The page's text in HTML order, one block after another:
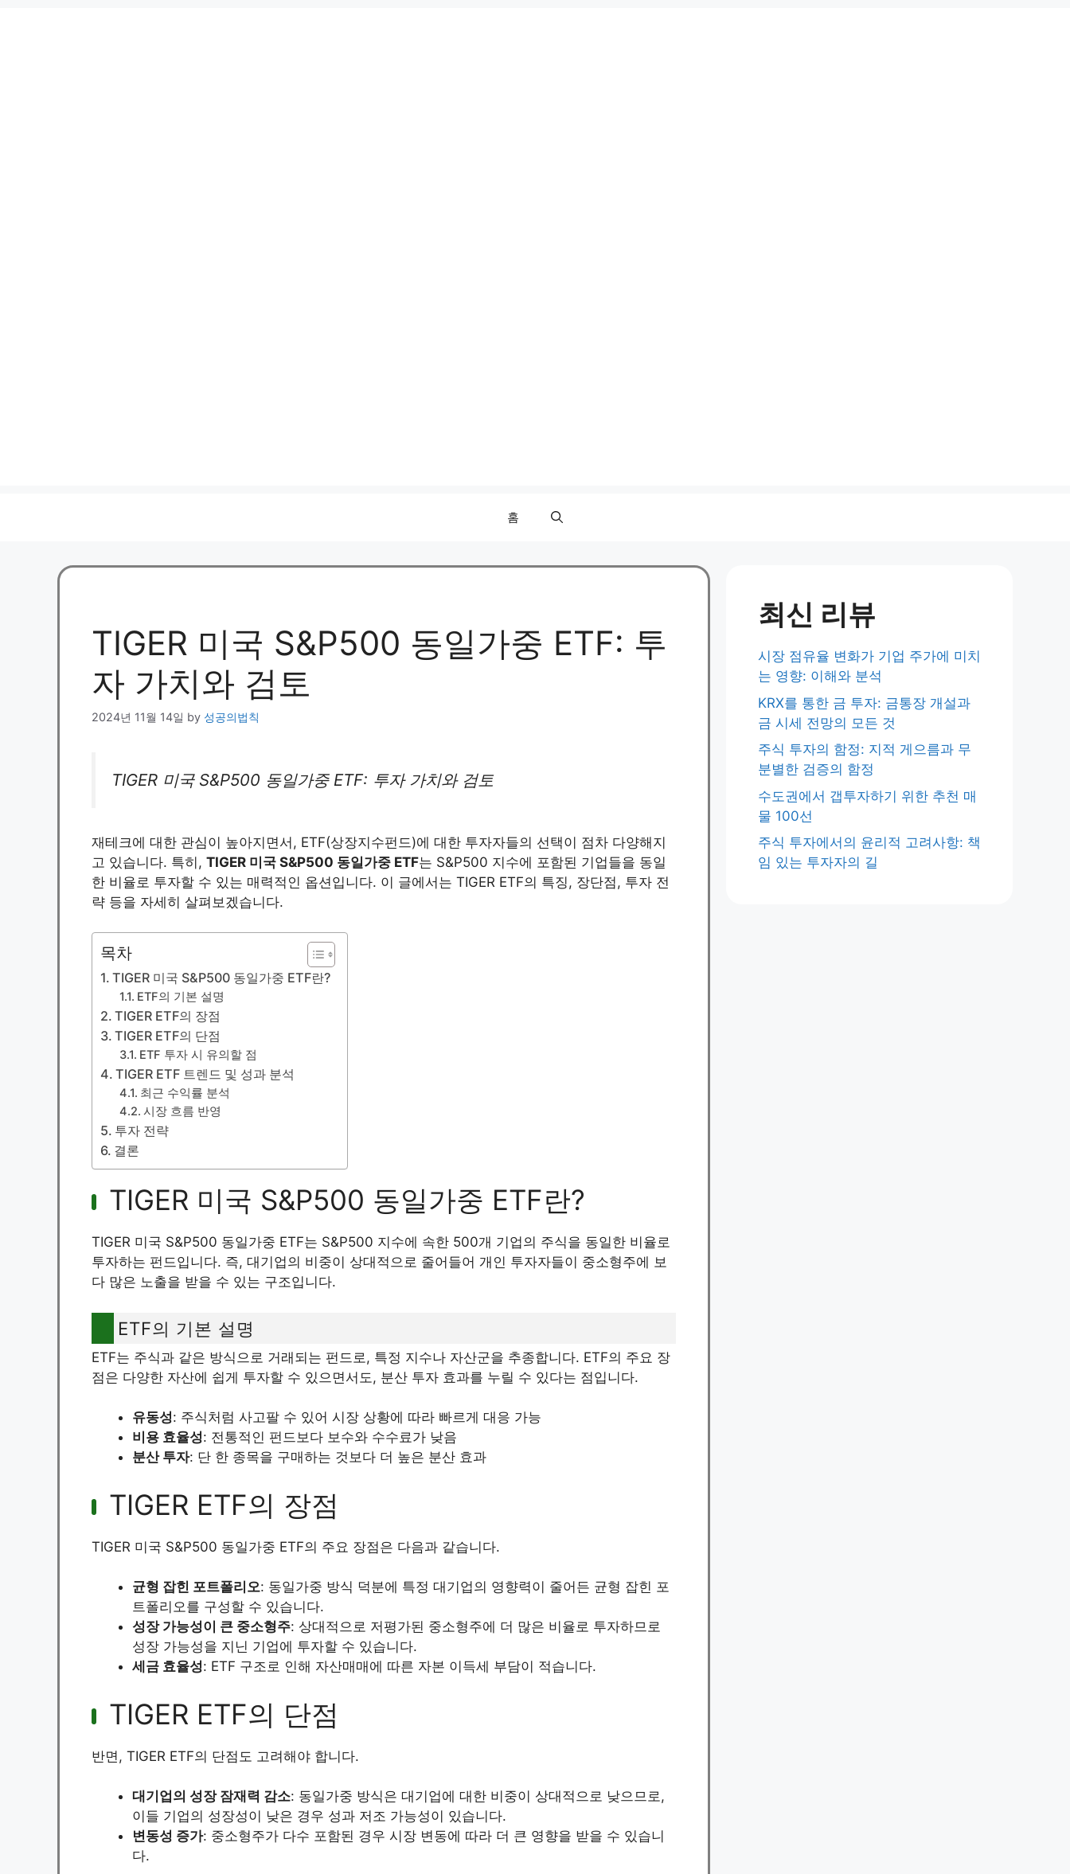
홈
TIGER 미국 S&P500 동일가중 ETF: 투
자 가치와 검토
2024년 11월 14일 by 성공의법칙
TIGER 미국 S&P500 동일가중 ETF: 투자 가치와 검토
재테크에 대한 관심이 높아지면서, ETF(상장지수펀드)에 대한 투자자들의 선택이 점차 다양해지
고 있습니다. 특히, TIGER 미국 S&P500 동일가중 ETF는 S&P500 지수에 포함된 기업들을 동일
한 비율로 투자할 수 있는 매력적인 옵션입니다. 이 글에서는 TIGER ETF의 특징, 장단점, 투자 전
략 등을 자세히 살펴보겠습니다.
목차
TIGER 미국 S&P500 동일가중 ETF란?
ETF의 기본 설명
TIGER ETF의 장점
TIGER ETF의 단점
ETF 투자 시 유의할 점
TIGER ETF 트렌드 및 성과 분석
최근 수익률 분석
시장 흐름 반영
투자 전략
결론
TIGER 미국 S&P500 동일가중 ETF란?
TIGER 미국 S&P500 동일가중 ETF는 S&P500 지수에 속한 500개 기업의 주식을 동일한 비율로
투자하는 펀드입니다. 즉, 대기업의 비중이 상대적으로 줄어들어 개인 투자자들이 중소형주에 보
다 많은 노출을 받을 수 있는 구조입니다.
ETF의 기본 설명
ETF는 주식과 같은 방식으로 거래되는 펀드로, 특정 지수나 자산군을 추종합니다. ETF의 주요 장
점은 다양한 자산에 쉽게 투자할 수 있으면서도, 분산 투자 효과를 누릴 수 있다는 점입니다.
유동성: 주식처럼 사고팔 수 있어 시장 상황에 따라 빠르게 대응 가능
비용 효율성: 전통적인 펀드보다 보수와 수수료가 낮음
분산 투자: 단 한 종목을 구매하는 것보다 더 높은 분산 효과
TIGER ETF의 장점
TIGER 미국 S&P500 동일가중 ETF의 주요 장점은 다음과 같습니다.
균형 잡힌 포트폴리오: 동일가중 방식 덕분에 특정 대기업의 영향력이 줄어든 균형 잡힌 포
트폴리오를 구성할 수 있습니다.
성장 가능성이 큰 중소형주: 상대적으로 저평가된 중소형주에 더 많은 비율로 투자하므로
성장 가능성을 지닌 기업에 투자할 수 있습니다.
세금 효율성: ETF 구조로 인해 자산매매에 따른 자본 이득세 부담이 적습니다.
TIGER ETF의 단점
반면, TIGER ETF의 단점도 고려해야 합니다.
대기업의 성장 잠재력 감소: 동일가중 방식은 대기업에 대한 비중이 상대적으로 낮으므로,
이들 기업의 성장성이 낮은 경우 성과 저조 가능성이 있습니다.
변동성 증가: 중소형주가 다수 포함된 경우 시장 변동에 따라 더 큰 영향을 받을 수 있습니
다.
최신 리뷰
시장 점유율 변화가 기업 주가에 미치
는 영향: 이해와 분석
KRX를 통한 금 투자: 금통장 개설과
금 시세 전망의 모든 것
주식 투자의 함정: 지적 게으름과 무
분별한 검증의 함정
수도권에서 갭투자하기 위한 추천 매
물 100선
주식 투자에서의 윤리적 고려사항: 책
임 있는 투자자의 길